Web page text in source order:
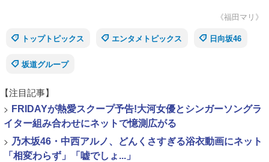
《福田マリ》
トップトピックス
エンタメトピックス 日向坂46
坂道グループ
【注目記事】
> FRIDAYが熱愛スクープ予告!大河女優とシンガーソングラ
イター組み合わせにネットで憶測広がる
> 乃木坂46・中西アルノ、どんくさすぎる浴衣動画にネット
「相変わらず」「嘘でしょ...」